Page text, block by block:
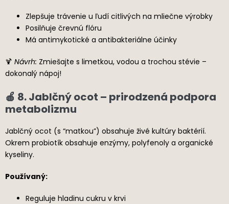
Zlepšuje trávenie u ľudí citlivých na mliečne výrobky
Posilňuje črevnú flóru
Má antimykotické a antibakteriálne účinky
🍹 Návrh: Zmiešajte s limetkou, vodou a trochou stévie –
dokonalý nápoj!
🍎 8. Jablčný ocot – prirodzená podpora
metabolizmu
Jablčný ocot (s “matkou”) obsahuje živé kultúry baktérií.
Okrem probiotík obsahuje enzýmy, polyfenoly a organické
kyseliny.
Používaný:
Reguluje hladinu cukru v krvi